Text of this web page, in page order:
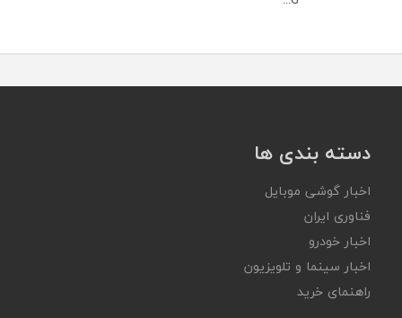
دسته بندی ها
اخبار گوشی موبایل
فناوری ایران
اخبار خودرو
اخبار سینما و تلویزیون
راهنمای خرید